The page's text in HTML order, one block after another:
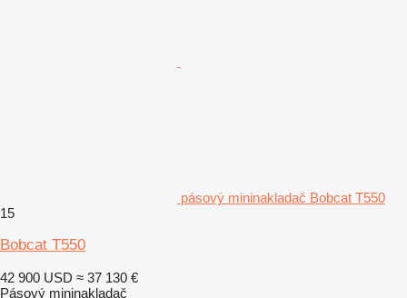
pásový mininakladač Bobcat T550
15
Bobcat T550
42 900 USD ≈ 37 130 €
Pásový mininakladač